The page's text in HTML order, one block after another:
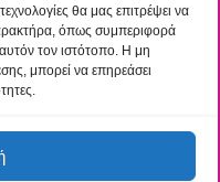
θα μας επιτρέψει να
όπως συμπεριφορά
τον ιστότοπο. Η μη
μπορεί να επηρεάσει